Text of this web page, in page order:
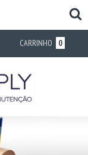
CARRINHO 0